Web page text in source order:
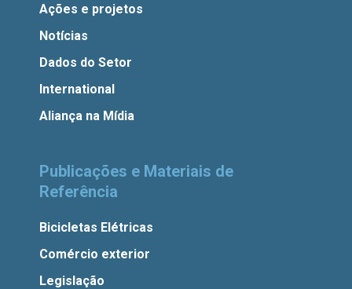
Ações e projetos
Notícias
Dados do Setor
International
Aliança na Mídia
Publicações e Materiais de
Referência
Bicicletas Elétricas
Comércio exterior
Legislação